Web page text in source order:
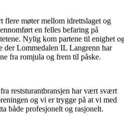
flere møter mellom idrettslaget og
en felles befaring på
Nylig kom partene til enighet
der Lommedalen IL Langrenn har
fra romjula og frem til påske.
reststurantbransjen har vært svært
og vi er trygge på at vi med
både profesjonelt og rasjonelt.